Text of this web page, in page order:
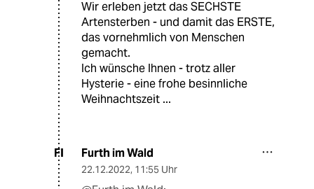
Wir erleben jetzt das SECHSTE
Artensterben - und damit das ERSTE,
das vornehmlich von Menschen
gemacht.
Ich wünsche Ihnen - trotz aller
Hysterie - eine frohe besinnliche
Weihnachtszeit ...
FI Furth im Wald
22.12.2022, 11:55 Uhr